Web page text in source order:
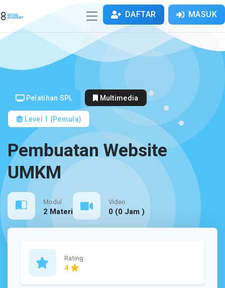
DAFTAR MASUK
Pelatihan SPL Multimedia
Level 1 (Pemula)
Pembuatan Website
UMKM
Modul
2 Materi
Video
0 (0 Jam )
Rating
4